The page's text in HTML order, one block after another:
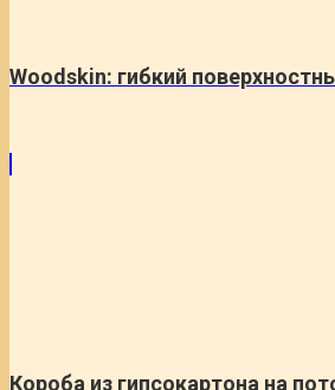
Woodskin: гибкий
Короба из гипсокартона на